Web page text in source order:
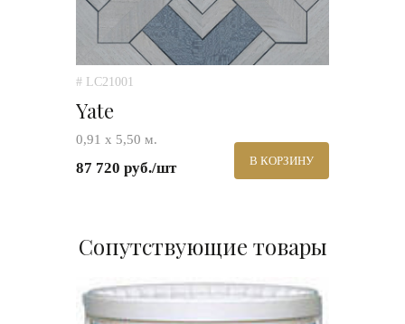
# LC21001
Yate
0,91 х 5,50 м.
87 720 руб./шт В КОРЗИНУ
Сопутствующие товары